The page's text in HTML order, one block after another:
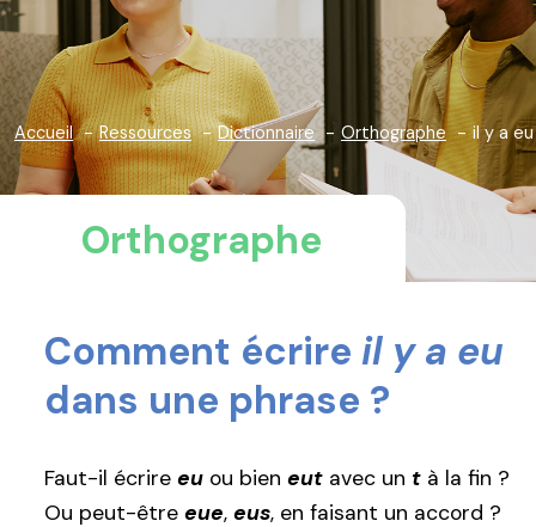
Accueil Ressources Dictionnaire Orthographe il y a eu
Orthographe
Comment écrire il y a eu
dans une phrase ?
Faut-il écrire eu ou bien eut avec un t à la fin ?
Ou peut-être eue, eus, en faisant un accord ?